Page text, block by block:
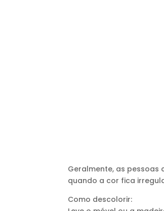
Geralmente, as
quando a cor fica
Como descolorir: